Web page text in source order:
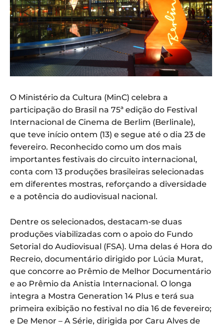
O Ministério da Cultura (MinC) celebra a
participação do Brasil na 75ª edição do Festival
Internacional de Cinema de Berlim (Berlinale),
que teve início ontem (13) e segue até o dia 23 de
fevereiro. Reconhecido como um dos mais
importantes festivais do circuito internacional,
conta com 13 produções brasileiras selecionadas
em diferentes mostras, reforçando a diversidade
e a potência do audiovisual nacional.
Dentre os selecionados, destacam-se duas
produções viabilizadas com o apoio do Fundo
Setorial do Audiovisual (FSA). Uma delas é Hora do
Recreio, documentário dirigido por Lúcia Murat,
que concorre ao Prêmio de Melhor Documentário
e ao Prêmio da Anistia Internacional. O longa
integra a Mostra Generation 14 Plus e terá sua
primeira exibição no festival no dia 16 de fevereiro;
e De Menor – A Série, dirigida por Caru Alves de